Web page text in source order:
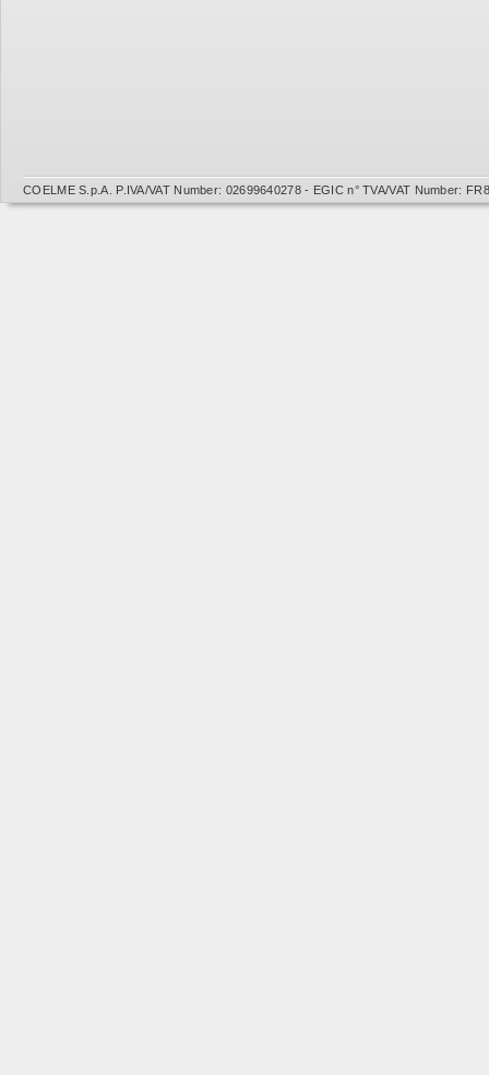
COELME S.p.A. P.IVA/VAT Number: 02699640278 - EGIC n° TVA/VAT Number: